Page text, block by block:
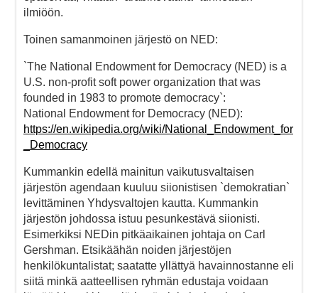
ilmiöön.
Toinen samanmoinen järjestö on NED:
`The National Endowment for Democracy (NED) is a
U.S. non-profit soft power organization that was
founded in 1983 to promote democracy`:
National Endowment for Democracy (NED):
https://en.wikipedia.org/wiki/National_Endowment_for
_Democracy
Kummankin edellä mainitun vaikutusvaltaisen
järjestön agendaan kuuluu siionistisen `demokratian`
levittäminen Yhdysvaltojen kautta. Kummankin
järjestön johdossa istuu pesunkestävä siionisti.
Esimerkiksi NEDin pitkäaikainen johtaja on Carl
Gershman. Etsikäähän noiden järjestöjen
henkilökuntalistat; saatatte yllättyä havainnostanne eli
siitä minkä aatteellisen ryhmän edustaja voidaan